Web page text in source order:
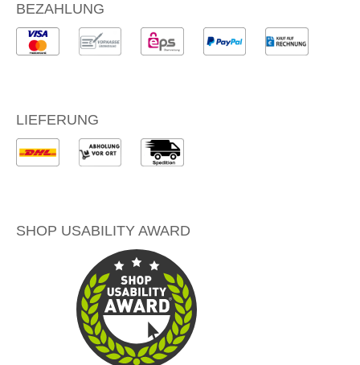
BEZAHLUNG
LIEFERUNG
SHOP USABILITY AWARD